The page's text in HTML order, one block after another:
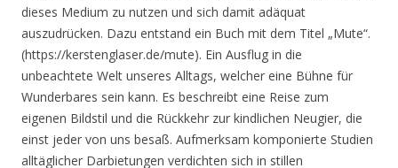
dieses Medium zu nutzen und sich damit adäquat
auszudrücken. Dazu entstand ein Buch mit dem Titel „Mute“.
(https://kerstenglaser.de/mute). Ein Ausflug in die
unbeachtete Welt unseres Alltags, welcher eine Bühne für
Wunderbares sein kann. Es beschreibt eine Reise zum
eigenen Bildstil und die Rückkehr zur kindlichen Neugier, die
einst jeder von uns besaß. Aufmerksam komponierte Studien
alltäglicher Darbietungen verdichten sich in stillen